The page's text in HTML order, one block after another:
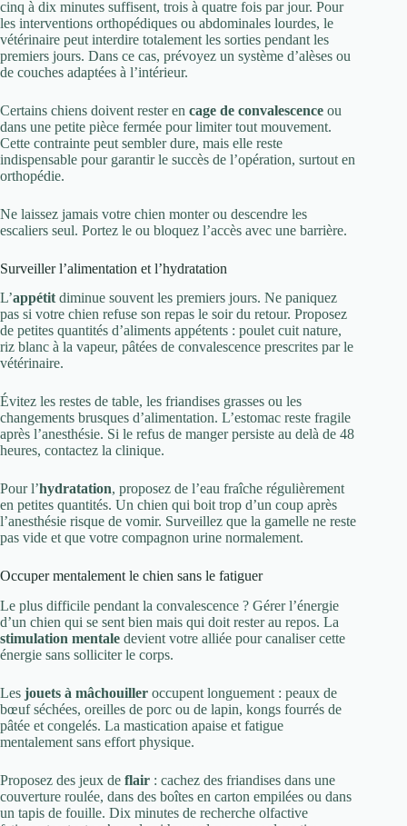
cinq à dix minutes suffisent, trois à quatre fois par jour. Pour
les interventions orthopédiques ou abdominales lourdes, le
vétérinaire peut interdire totalement les sorties pendant les
premiers jours. Dans ce cas, prévoyez un système d’alèses ou
de couches adaptées à l’intérieur.
Certains chiens doivent rester en cage de convalescence ou
dans une petite pièce fermée pour limiter tout mouvement.
Cette contrainte peut sembler dure, mais elle reste
indispensable pour garantir le succès de l’opération, surtout en
orthopédie.
Ne laissez jamais votre chien monter ou descendre les
escaliers seul. Portez le ou bloquez l’accès avec une barrière.
Surveiller l’alimentation et l’hydratation
L’appétit diminue souvent les premiers jours. Ne paniquez
pas si votre chien refuse son repas le soir du retour. Proposez
de petites quantités d’aliments appétents : poulet cuit nature,
riz blanc à la vapeur, pâtées de convalescence prescrites par le
vétérinaire.
Évitez les restes de table, les friandises grasses ou les
changements brusques d’alimentation. L’estomac reste fragile
après l’anesthésie. Si le refus de manger persiste au delà de 48
heures, contactez la clinique.
Pour l’hydratation, proposez de l’eau fraîche régulièrement
en petites quantités. Un chien qui boit trop d’un coup après
l’anesthésie risque de vomir. Surveillez que la gamelle ne reste
pas vide et que votre compagnon urine normalement.
Occuper mentalement le chien sans le fatiguer
Le plus difficile pendant la convalescence ? Gérer l’énergie
d’un chien qui se sent bien mais qui doit rester au repos. La
stimulation mentale devient votre alliée pour canaliser cette
énergie sans solliciter le corps.
Les jouets à mâchouiller occupent longuement : peaux de
bœuf séchées, oreilles de porc ou de lapin, kongs fourrés de
pâtée et congelés. La mastication apaise et fatigue
mentalement sans effort physique.
Proposez des jeux de flair : cachez des friandises dans une
couverture roulée, dans des boîtes en carton empilées ou dans
un tapis de fouille. Dix minutes de recherche olfactive